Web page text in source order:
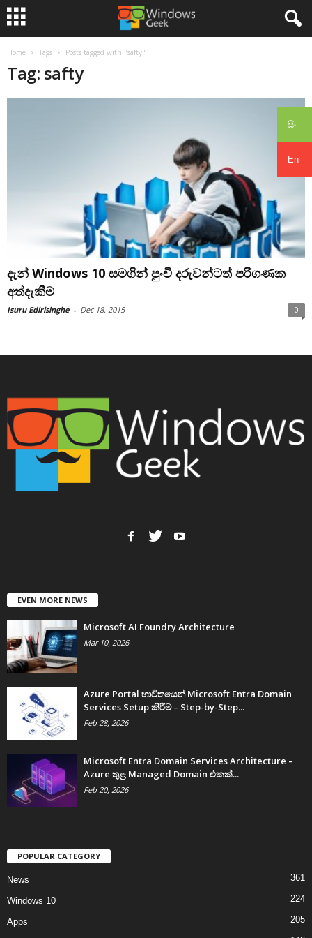
සිං
En
Home Tags Posts tagged with "safty"
Tag: safty
දැන් Windows 10 සමගින් පුංචි දරුවන්ටත් පරිගණක
අත්දැකීම
Isuru Edirisinghe - Dec 18, 2015 0
EVEN MORE NEWS
Microsoft AI Foundry Architecture
Mar 10, 2026
Azure Portal භාවිතයෙන් Microsoft Entra Domain
Services Setup කිරීම – Step-by-Step...
Feb 28, 2026
Microsoft Entra Domain Services Architecture –
Azure තුළ Managed Domain එකක්...
Feb 20, 2026
POPULAR CATEGORY
News 361
Windows 10 224
Apps 205